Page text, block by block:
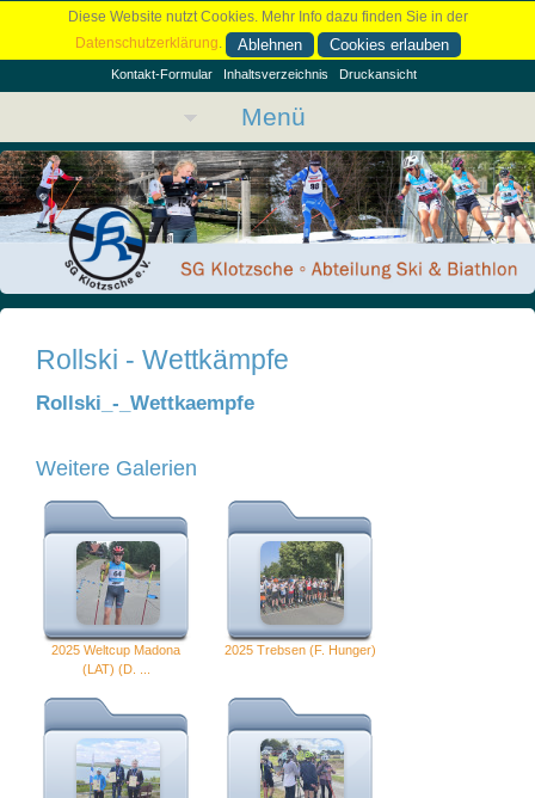
Diese Website nutzt Cookies. Mehr Info dazu finden Sie in der
Datenschutzerklärung. Ablehnen Cookies erlauben
Kontakt-Formular Inhaltsverzeichnis Druckansicht
Menü
Rollski - Wettkämpfe
Rollski_-_Wettkaempfe
Weitere Galerien
2025 Weltcup Madona
(LAT) (D. ...
2025 Trebsen (F. Hunger)